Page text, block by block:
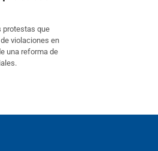
protestas que
violaciones en
una reforma de